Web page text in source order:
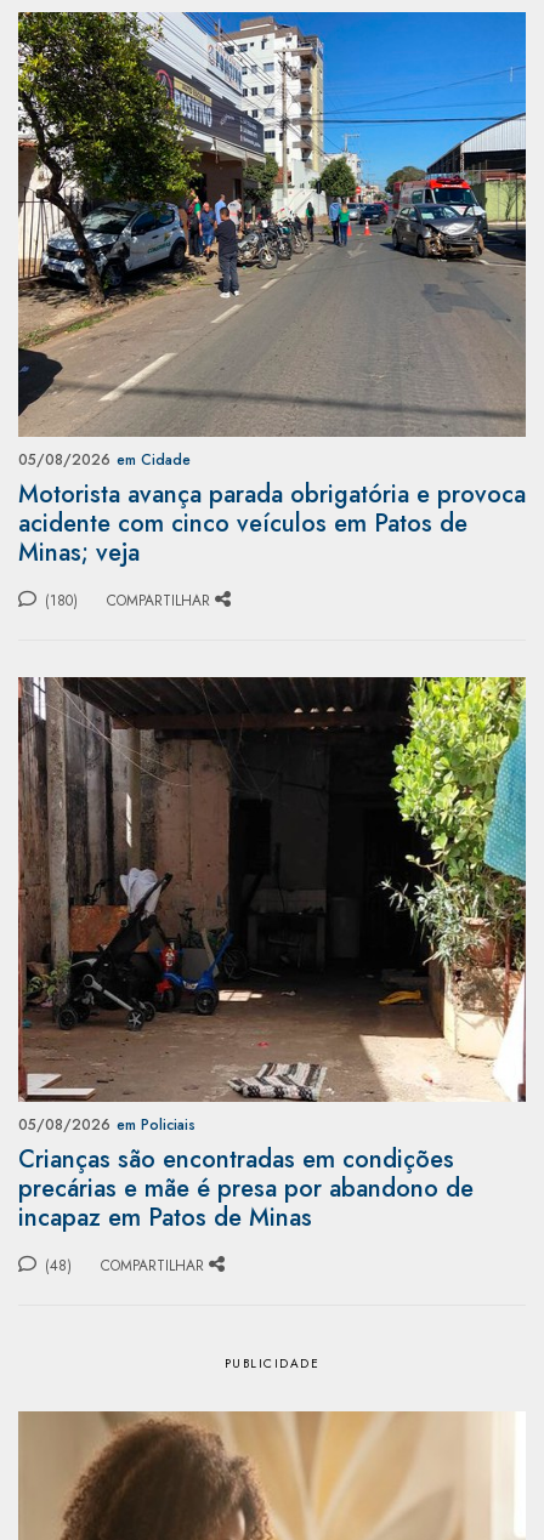
05/08/2026 em Cidade
Motorista avança parada obrigatória e provoca
acidente com cinco veículos em Patos de
Minas; veja
(180) COMPARTILHAR
05/08/2026 em Policiais
Crianças são encontradas em condições
precárias e mãe é presa por abandono de
incapaz em Patos de Minas
(48) COMPARTILHAR